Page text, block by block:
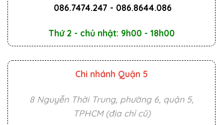
086.7474.247 - 086.8644.086
Thứ 2 - chủ nhật: 9h00 - 18h00
Chi nhánh Quận 5
8 Nguyễn Thời Trung, phường 6, quận 5,
TPHCM (địa chỉ cũ)